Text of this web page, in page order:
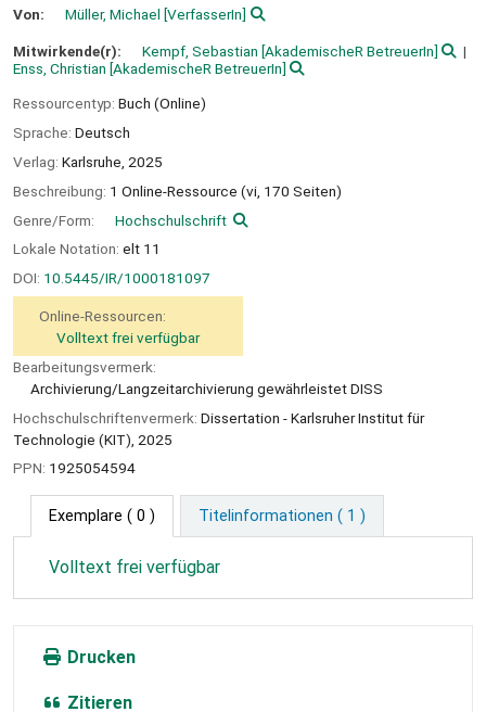
Von: Müller, Michael [VerfasserIn]
Mitwirkende(r): Kempf, Sebastian [AkademischeR BetreuerIn]
Enss, Christian [AkademischeR BetreuerIn]
Ressourcentyp: Buch (Online)
Sprache: Deutsch
Verlag: Karlsruhe, 2025
Beschreibung: 1 Online-Ressource (vi, 170 Seiten)
Genre/Form:
Hochschulschrift
Lokale Notation: elt 11
DOI: 10.5445/IR/1000181097
Online-Ressourcen:
Volltext frei verfügbar
Bearbeitungsvermerk:
Archivierung/Langzeitarchivierung gewährleistet DISS
Hochschulschriftenvermerk: Dissertation - Karlsruher Institut für
Technologie (KIT), 2025
PPN: 1925054594
Exemplare ( 0 ) Titelinformationen ( 1 )
Volltext frei verfügbar
Drucken
Zitieren